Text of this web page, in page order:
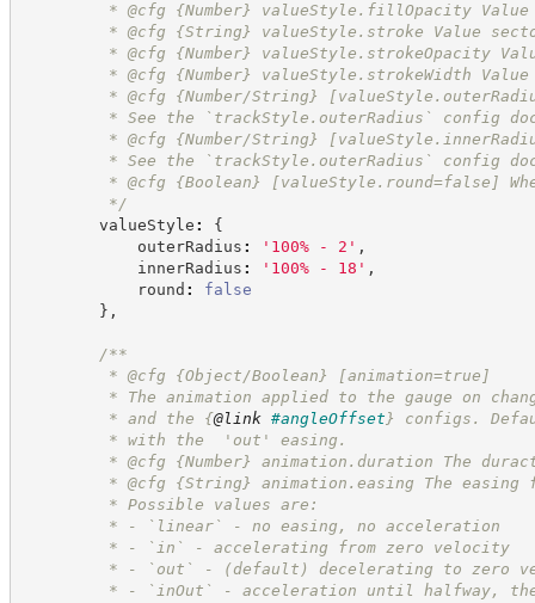
* @cfg {Number}
valueStyle.fillOpacity Value
* @cfg {String}
valueStyle.stroke Value
* @cfg {Number}
valueStyle.strokeOpacity
* @cfg {Number}
valueStyle.strokeWidth
* @cfg {Number/String}
* See the `trackStyle.outerRadius` config
* @cfg {Number/String}
* See the `trackStyle.outerRadius` config
* @cfg {Boolean}
[valueStyle.round=false]
*/
valueStyle :
{
outerRadius : ' 100% - 2 ' ,
innerRadius : ' 100% - 18 ' ,
round :
false
} ,
/**
* @cfg {Object/Boolean} [animation=true]
* The animation applied to the gauge on
* and the {@link #angleOffset } configs.
* with the  'out' easing.
* @cfg {Number}
animation.duration The
* @cfg {String}
animation.easing The
* Possible values are:
* - `linear` - no easing, no acceleration
* - `in` - accelerating from zero velocity
* - `out` - (default) decelerating to zero
* - `inOut` - acceleration until halfway, then